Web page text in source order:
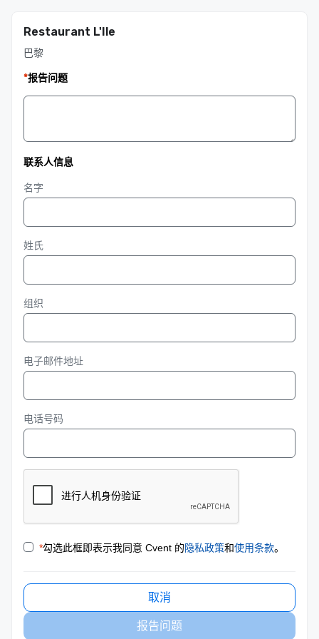
Restaurant L'Ile
巴黎
*报告问题
联系人信息
名字
姓氏
组织
电子邮件地址
电话号码
*勾选此框即表示我同意 Cvent 的隐私政策和使用条款。
取消
报告问题